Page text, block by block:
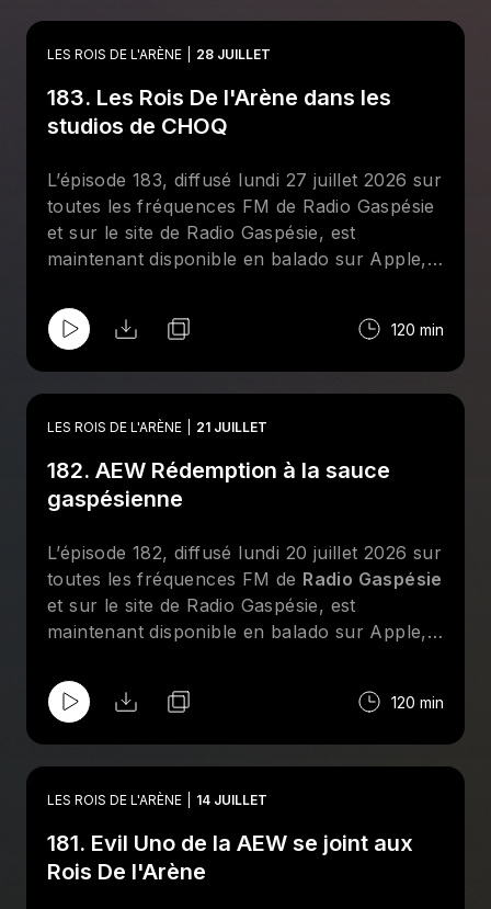
LES ROIS DE L'ARÈNE 28 JUILLET
183. Les Rois De l'Arène dans les
studios de CHOQ
L’épisode 183, diffusé lundi 27 juillet 2026 sur
toutes les fréquences FM de Radio Gaspésie
et sur le site de Radio Gaspésie, est
maintenant disponible en balado sur Apple,
Rois De l'Arène, Jean-François Kelly reçoit
deux chouchous de l'émission : Giancarlo
reviennent sur les moments forts de
l'actualité de la lutte professionnelle. Au
nouvelle chronique "Il était une fois" et des
entrevues téléphoniques avec Louis-Michel
Abonnez-vous sur Apple et/ou Spotify et
suivez la page Facebook desRois De
l'Arène!
120 min
LES ROIS DE L'ARÈNE 21 JUILLET
182. AEW Rédemption à la sauce
gaspésienne
L’épisode 182, diffusé lundi 20 juillet 2026 sur
toutes les fréquences FM de Radio Gaspésie
et sur le site de Radio Gaspésie, est
maintenant disponible en balado sur Apple,
auxRois De l'Arène
Dave Ferguson, Bertrand Hébert, Geneviève
sur les moments forts de l'actualité de la
lutte professionnelle. Au menu : le PPV
gaspésienne, une discussion sur
l'importance de savoir bien se vendre dans
120 min
LES ROIS DE L'ARÈNE 14 JUILLET
181. Evil Uno de la AEW se joint aux
Rois De l'Arène